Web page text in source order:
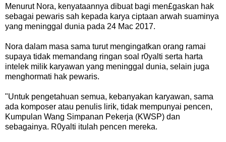
Menurut Nora, kenyataannya dibuat bagi men£gaskan hak
sebagai pewaris sah kepada karya ciptaan arwah suaminya
yang meninggal dunia pada 24 Mac 2017.
Nora dalam masa sama turut mengingatkan orang ramai
supaya tidak memandang ringan soal r0yalti serta harta
intelek milik karyawan yang meninggal dunia, selain juga
menghormati hak pewaris.
"Untuk pengetahuan semua, kebanyakan karyawan, sama
ada komposer atau penulis lirik, tidak mempunyai pencen,
Kumpulan Wang Simpanan Pekerja (KWSP) dan
sebagainya. R0yalti itulah pencen mereka.